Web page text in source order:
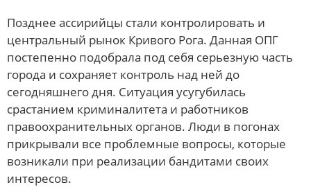
Позднее ассирийцы стали контролировать и
центральный рынок Кривого Рога. Данная ОПГ
постепенно подобрала под себя серьезную часть
города и сохраняет контроль над ней до
сегодняшнего дня. Ситуация усугубилась
срастанием криминалитета и работников
правоохранительных органов. Люди в погонах
прикрывали все проблемные вопросы, которые
возникали при реализации бандитами своих
интересов.